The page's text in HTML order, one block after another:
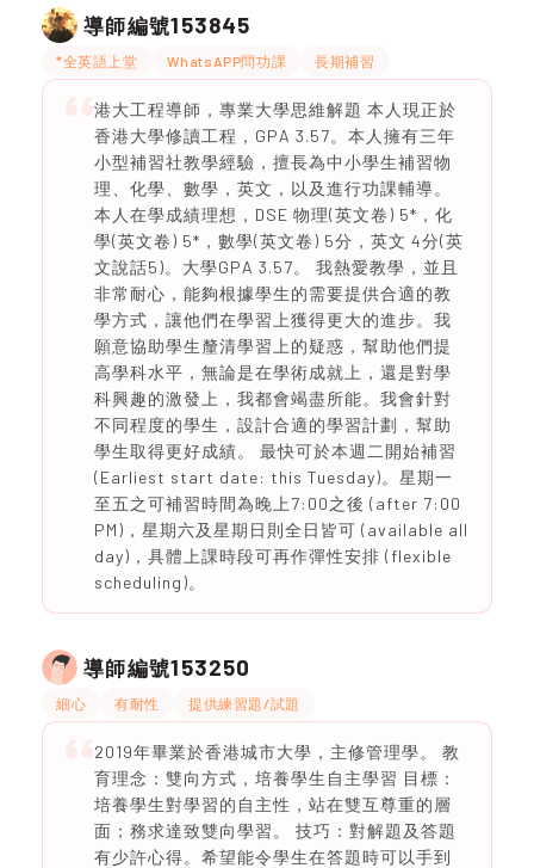
導師編號153845
*全英語上堂 WhatsAPP問功課 長期補習
港大工程導師，專業大學思維解題 本人現正於
香港大學修讀工程，GPA 3.57。本人擁有三年
小型補習社教學經驗，擅長為中小學生補習物
理、化學、數學，英文，以及進行功課輔導。
本人在學成績理想，DSE 物理(英文卷) 5*，化
學(英文卷) 5*，數學(英文卷) 5分，英文 4分(英
文說話5)。大學GPA 3.57。 我熱愛教學，並且
非常耐心，能夠根據學生的需要提供合適的教
學方式，讓他們在學習上獲得更大的進步。我
願意協助學生釐清學習上的疑惑，幫助他們提
高學科水平，無論是在學術成就上，還是對學
科興趣的激發上，我都會竭盡所能。我會針對
不同程度的學生，設計合適的學習計劃，幫助
學生取得更好成績。 最快可於本週二開始補習
(Earliest start date: this Tuesday)。星期一
至五之可補習時間為晚上7:00之後 (after 7:00
PM)，星期六及星期日則全日皆可 (available all
day)，具體上課時段可再作彈性安排 (flexible
scheduling)。
導師編號153250
細心 有耐性 提供練習題/試題
2019年畢業於香港城市大學，主修管理學。 教
育理念：雙向方式，培養學生自主學習 目標：
培養學生對學習的自主性，站在雙互尊重的層
面；務求達致雙向學習。 技巧：對解題及答題
有少許心得。希望能令學生在答題時可以手到